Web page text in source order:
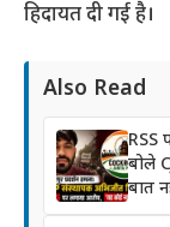
हिदायत दी गई है।
Also Read
RSS
बोले
बात